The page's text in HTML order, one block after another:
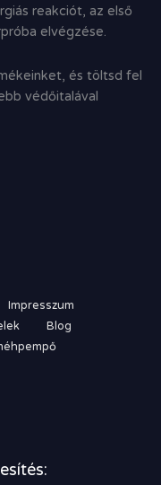
reakciót, az első
elvégzése.
és töltsd fel
védőitalával
Impresszum
Blog